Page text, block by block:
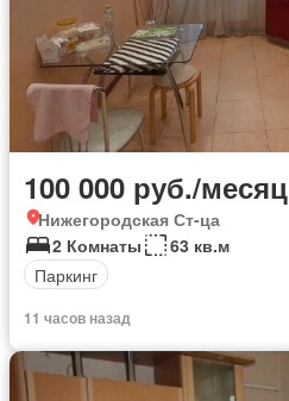
100 000 руб./месяц
Нижегородская Ст-ца
2 Комнаты
63 кв.м
Паркинг
11 часов назад